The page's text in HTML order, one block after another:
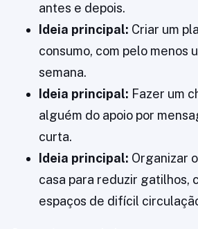
antes e depois.
Ideia principal: Criar um
consumo, com pelo menos
semana.
Ideia principal: Fazer um
alguém do apoio por
curta.
Ideia principal: Organizar
casa para reduzir gatilhos,
espaços de difícil